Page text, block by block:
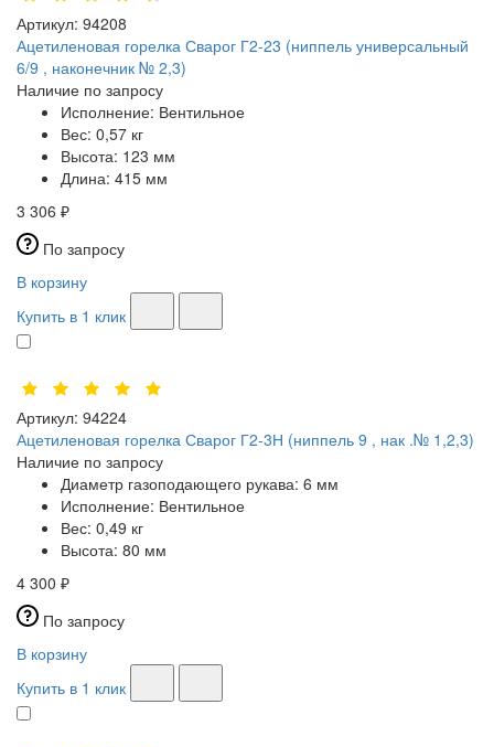
Артикул: 94208
Ацетиленовая горелка Сварог Г2-23 (ниппель универсальный
6/9 , наконечник № 2,3)
Наличие по запросу
Исполнение: Вентильное
Вес: 0,57 кг
Высота: 123 мм
Длина: 415 мм
3 306 ₽
По запросу
В корзину
Купить в 1 клик
Артикул: 94224
Ацетиленовая горелка Сварог Г2-3Н (ниппель 9 , нак .№ 1,2,3)
Наличие по запросу
Диаметр газоподающего рукава: 6 мм
Исполнение: Вентильное
Вес: 0,49 кг
Высота: 80 мм
4 300 ₽
По запросу
В корзину
Купить в 1 клик